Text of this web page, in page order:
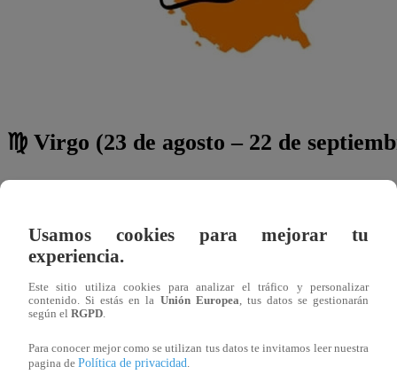
♍ Virgo (23 de agosto – 22 de
La paciencia y la comprensión ayudarán a
Trabajo:La organización será tu mayor fortaleza
Usamos cookies para mejorar tu
experiencia.
Este sitio utiliza cookies para analizar el tráfico y personalizar
contenido. Si estás en la Unión Europea , tus datos se gestionarán
según el RGPD
Para conocer mejor como se utilizan tus datos te invitamos leer nuestra
pagina de Política de privacidad